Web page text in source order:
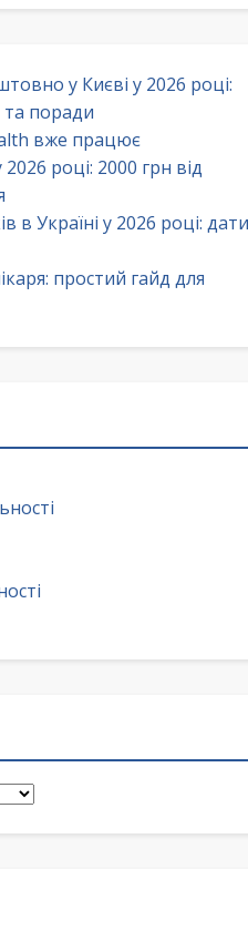
у Києві у 2026 році:
та поради
вже працює
році: 2000 грн від
в Україні у 2026 році: дати
простий гайд для